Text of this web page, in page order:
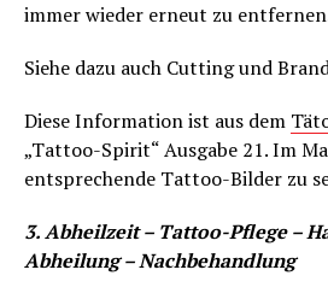
immer wieder erneut zu
Siehe dazu auch Cutting und
Diese Information ist aus dem
„Tattoo-Spirit“ Ausgabe 21. Im
entsprechende Tattoo-Bilder zu
3. Abheilzeit – Tattoo-Pflege –
Abheilung – Nachbehandlung